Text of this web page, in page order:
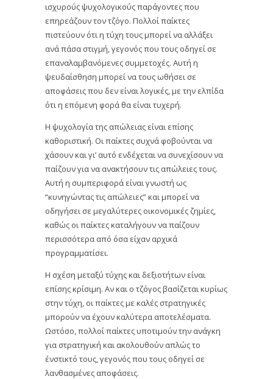
ισχυρούς ψυχολογικούς παράγοντες που
επηρεάζουν τον τζόγο. Πολλοί παίκτες
πιστεύουν ότι η τύχη τους μπορεί να αλλάξει
ανά πάσα στιγμή, γεγονός που τους οδηγεί σε
επαναλαμβανόμενες συμμετοχές. Αυτή η
ψευδαίσθηση μπορεί να τους ωθήσει σε
αποφάσεις που δεν είναι λογικές, με την ελπίδα
ότι η επόμενη φορά θα είναι τυχερή.
Η ψυχολογία της απώλειας είναι επίσης
καθοριστική. Οι παίκτες συχνά φοβούνται να
χάσουν και γι’ αυτό ενδέχεται να συνεχίσουν να
παίζουν για να ανακτήσουν τις απώλειες τους.
Αυτή η συμπεριφορά είναι γνωστή ως
“κυνηγώντας τις απώλειες” και μπορεί να
οδηγήσει σε μεγαλύτερες οικονομικές ζημίες,
καθώς οι παίκτες καταλήγουν να παίζουν
περισσότερα από όσα είχαν αρχικά
προγραμματίσει.
Η σχέση μεταξύ τύχης και δεξιοτήτων είναι
επίσης κρίσιμη. Αν και ο τζόγος βασίζεται κυρίως
στην τύχη, οι παίκτες με καλές στρατηγικές
μπορούν να έχουν καλύτερα αποτελέσματα.
Ωστόσο, πολλοί παίκτες υποτιμούν την ανάγκη
για στρατηγική και ακολουθούν απλώς το
ένστικτό τους, γεγονός που τους οδηγεί σε
λανθασμένες αποφάσεις.